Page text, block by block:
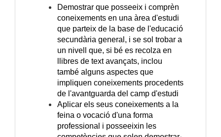
Demostrar que posseeix i comprèn
coneixements en una àrea d'estudi
que parteix de la base de l'educació
secundària general, i se sol trobar a
un nivell que, si bé es recolza en
llibres de text avançats, inclou
també alguns aspectes que
impliquen coneixements procedents
de l'avantguarda del camp d'estudi
Aplicar els seus coneixements a la
feina o vocació d'una forma
professional i posseeixin les